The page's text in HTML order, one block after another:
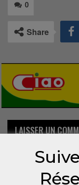
0
Share
LAISSER UN
Votre